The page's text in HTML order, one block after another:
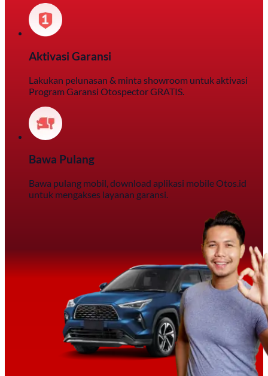
Aktivasi Garansi
Lakukan pelunasan & minta showroom untuk aktivasi
Program Garansi Otospector GRATIS.
Bawa Pulang
Bawa pulang mobil, download aplikasi mobile Otos.id
untuk mengakses layanan garansi.